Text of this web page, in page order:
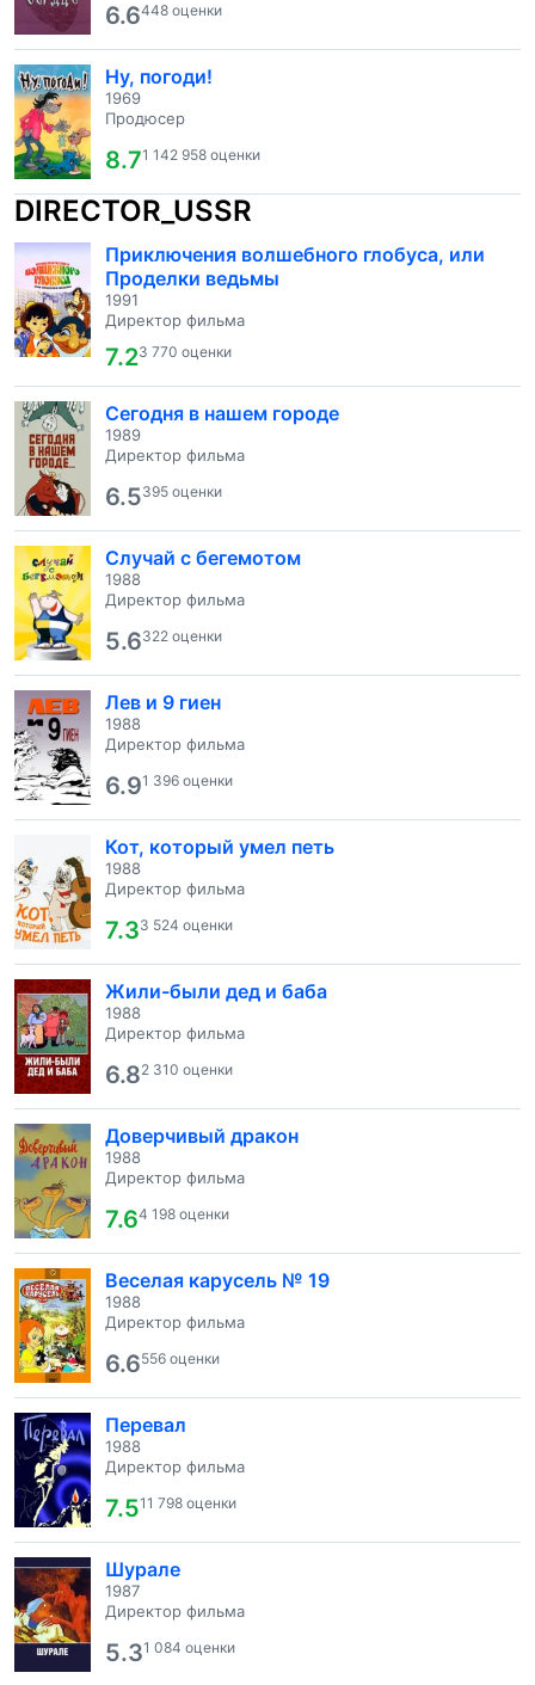
6.6448 оценки
Ну, погоди!
1969
Продюсер
8.71 142 958 оценки
DIRECTOR_USSR
Приключения волшебного глобуса, или
Проделки ведьмы
1991
Директор фильма
7.23 770 оценки
Сегодня в нашем городе
1989
Директор фильма
6.5395 оценки
Случай с бегемотом
1988
Директор фильма
5.6322 оценки
Лев и 9 гиен
1988
Директор фильма
6.91 396 оценки
Кот, который умел петь
1988
Директор фильма
7.33 524 оценки
Жили-были дед и баба
1988
Директор фильма
6.82 310 оценки
Доверчивый дракон
1988
Директор фильма
7.64 198 оценки
Веселая карусель № 19
1988
Директор фильма
6.6556 оценки
Перевал
1988
Директор фильма
7.511 798 оценки
Шурале
1987
Директор фильма
5.31 084 оценки